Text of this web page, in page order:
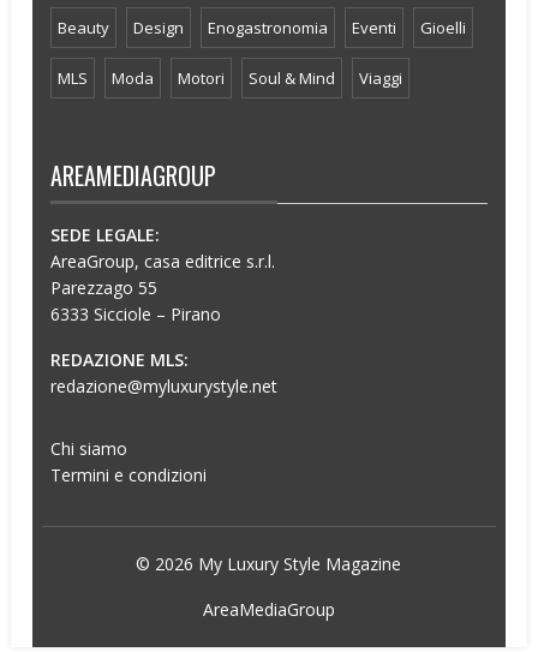
Beauty Design Enogastronomia Eventi Gioelli
MLS Moda Motori Soul & Mind Viaggi
AREAMEDIAGROUP
SEDE LEGALE:
AreaGroup, casa editrice s.r.l.
Parezzago 55
6333 Sicciole – Pirano
REDAZIONE MLS:
redazione@myluxurystyle.net
Chi siamo
Termini e condizioni
© 2026 My Luxury Style Magazine
AreaMediaGroup